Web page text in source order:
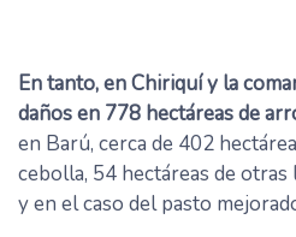
En tanto, en Chiriquí y la
daños en 778 hectáreas de
en Barú, cerca de 402
cebolla, 54 hectáreas de
y en el caso del pasto